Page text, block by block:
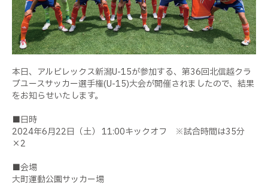
本日、アルビレックス新潟U-15が参加する、第36回北信越クラ
ブユースサッカー選手権(U-15)大会が開催されましたので、結果
をお知らせいたします。
■日時
2024年6月22日（土） 11:00キックオフ ※試合時間は35分
×2
■会場
大町運動公園サッカー場